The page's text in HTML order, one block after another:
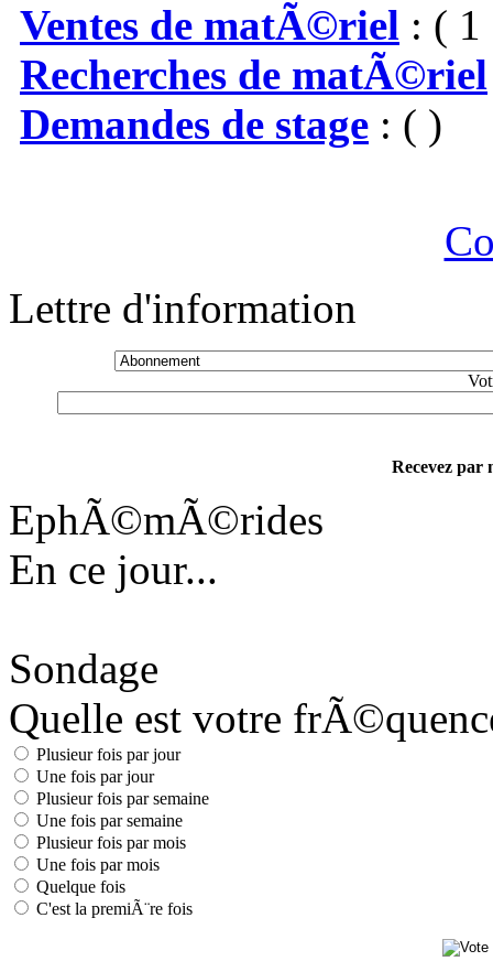
Ventes de matÃ©riel : ( 1
Recherches de matÃ©riel
Demandes de stage : ( )
Lettre d'information
Recevez par
EphÃ©mÃ©rides
En ce jour...
Sondage
Quelle est votre
Plusieur fois par jour
Une fois par jour
Plusieur fois par semaine
Une fois par semaine
Plusieur fois par mois
Une fois par mois
Quelque fois
C'est la premiÃ¨re fois